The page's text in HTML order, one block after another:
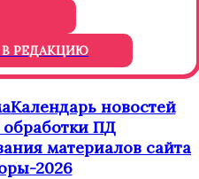
РЕДАКЦИЮ
Календарь новостей
ПД
материалов сайта
2026